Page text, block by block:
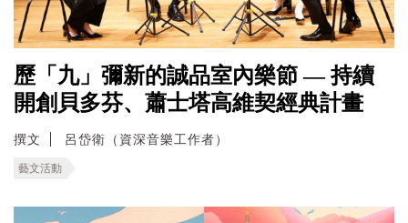
歷「九」彌新的誠品室內樂節 — 持續
開創貝多芬、蕭士塔高維契經典計畫
撰文 呂岱衛（資深音樂工作者）
藝文活動